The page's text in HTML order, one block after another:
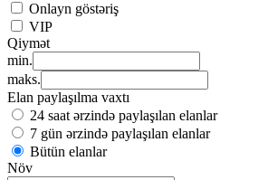
Onlayn göstəriş
VIP
Qiymət
min.
maks.
Elan paylaşılma vaxtı
24 saat ərzində paylaşılan elanlar
7 gün ərzində paylaşılan elanlar
Bütün elanlar
Növ